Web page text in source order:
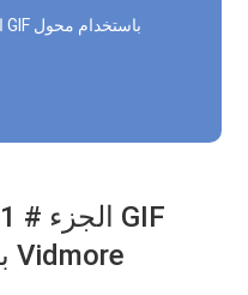
باستخدام محول الفيديو Vidmore